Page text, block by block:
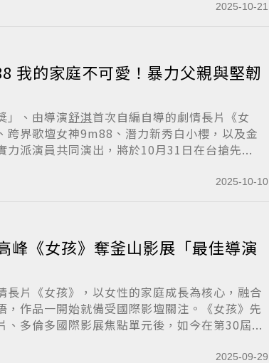
2025-10-21
我的家庭不可愛！暴力父親與堅韌
」、由導演舒淇首次自編自導的劇情長片《女
跨界歌壇女神9m88、潛力新秀白小櫻，以及金
力派演員共同演出，將於10月31日在台搶先...
2025-10-10
峰《女孩》奪釜山影展「最佳導演
長片《女孩》，以女性的家庭成長為核心，融合
，作品一開始就備受國際影壇關注。《女孩》先
、多倫多國際影展焦點單元後，如今在第30屆...
2025-09-29